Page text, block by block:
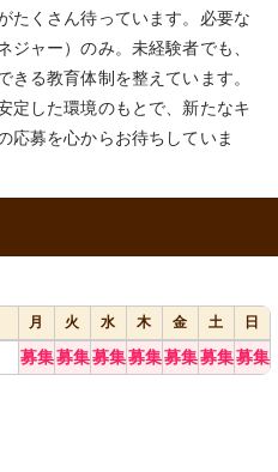
たくさん待っています。必要な
ャー）のみ。未経験者でも、
る教育体制を整えています。
定した環境のもとで、新たなキ
応募を心からお待ちしていま
月 火 水 木 金 土
日
募集募集募集募集募集募集募集